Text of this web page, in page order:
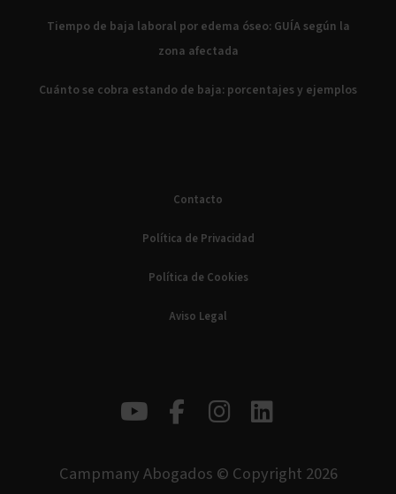
Tiempo de baja laboral por edema óseo: GUÍA según la
zona afectada
Cuánto se cobra estando de baja: porcentajes y ejemplos
Contacto
Política de Privacidad
Política de Cookies
Aviso Legal
Campmany Abogados © Copyright 2026